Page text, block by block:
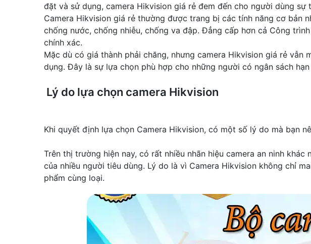
đặt và sử dụng, camera Hikvision giá rẻ đem đến cho người dùng
Camera Hikvision giá rẻ thường được trang bị các tính năng cơ bản
chống nước, chống nhiễu, chống va đập. Đẳng cấp hơn cả Công
chính xác.
Mặc dù có giá thành phải chăng, nhưng camera Hikvision giá rẻ
dụng. Đây là sự lựa chọn phù hợp cho những người có ngân sách
Lý do lựa chọn camera Hikvision
Khi quyết định lựa chọn Camera Hikvision, có một số lý do mà bạn
Trên thị trường hiện nay, có rất nhiều nhãn hiệu camera an ninh
của nhiều người tiêu dùng. Lý do là vì Camera Hikvision không chỉ
phẩm cùng loại.